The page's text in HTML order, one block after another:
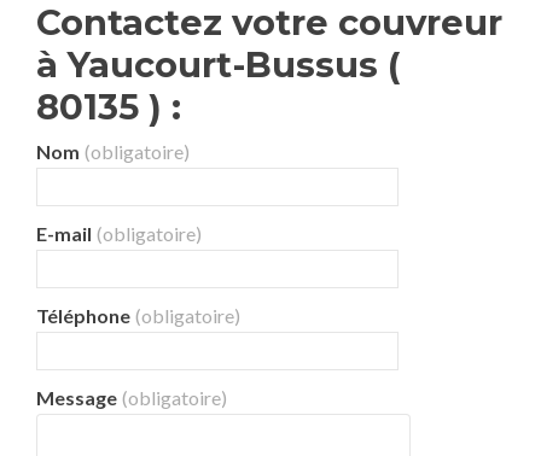
Contactez votre couvreur
à Yaucourt-Bussus (
80135 ) :
Nom (obligatoire)
E-mail (obligatoire)
Téléphone (obligatoire)
Message (obligatoire)